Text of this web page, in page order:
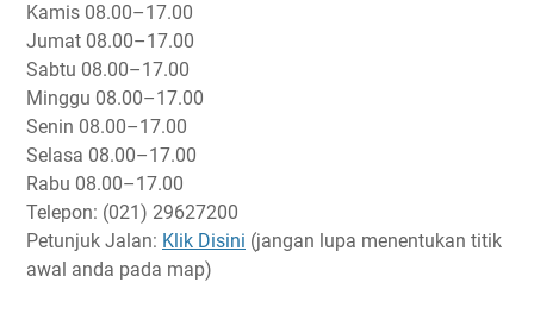
Kamis 08.00–17.00
Jumat 08.00–17.00
Sabtu 08.00–17.00
Minggu 08.00–17.00
Senin 08.00–17.00
Selasa 08.00–17.00
Rabu 08.00–17.00
Telepon: (021) 29627200
Petunjuk Jalan: Klik Disini (jangan lupa menentukan titik
awal anda pada map)